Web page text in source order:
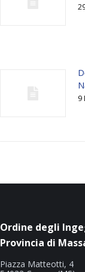
9
Ordine degli
Provincia di
Piazza Matteotti, 4